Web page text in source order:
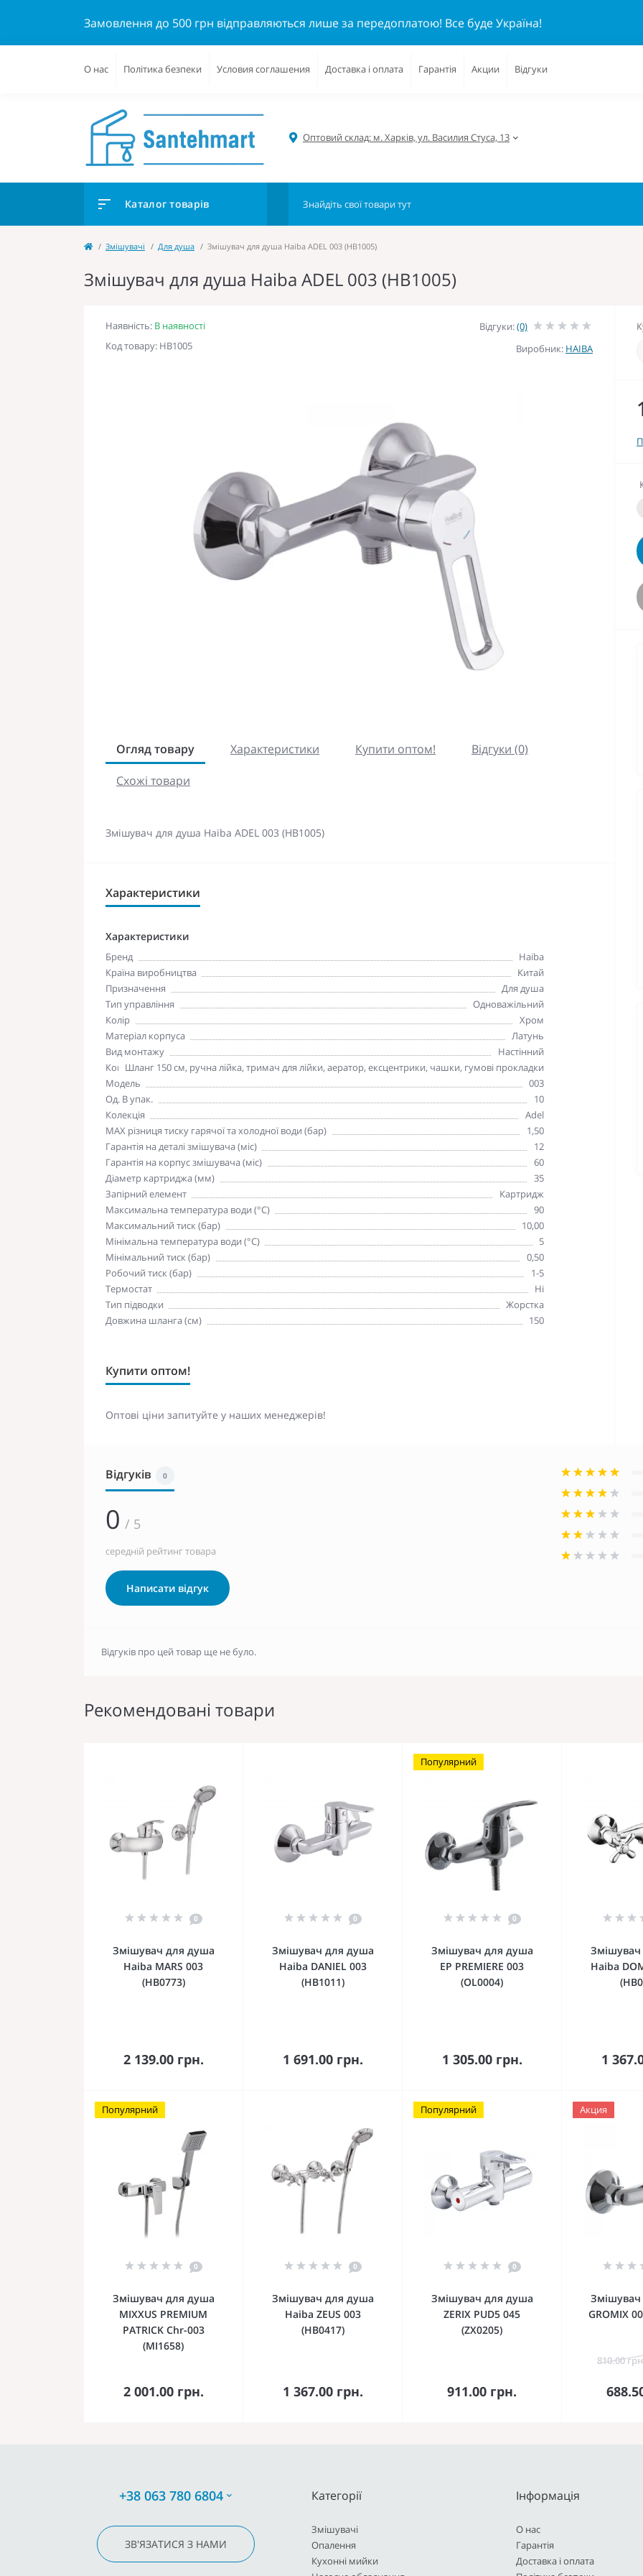
Замовлення до 500 грн відправляються лише за передоплатою! Все буде Україна!
О нас Політика безпеки Условия соглашения Доставка і оплата Гарантія Акции Відгуки
Оптовий склад: м. Харків, ул. Василия Стуса, 13
Каталог товарів
Змішувачі Для душа Змішувач для душа Haiba ADEL 003 (HB1005)
Змішувач для душа Haiba ADEL 003 (HB1005)
Наявність: В наявності
Код товару: HB1005
Відгуки:(0)
Виробник: HAIBA
Огляд товару Характеристики Купити оптом!
Відгуки (0)
Схожі товари
Змішувач для душа Haiba ADEL 003 (HB1005)
Характеристики
Характеристики
Бренд
Haiba
Країна виробництва
Китай
Призначення
Для душа
Тип управління
Одноважільний
Колір
Хром
Матеріал корпуса
Латунь
Вид монтажу
Настінний
Комплектація
Шланг 150 см, ручна лійка, тримач для лійки, аератор, ексцентрики, чашки, гумові прокладки
Модель
003
Од. В упак.
10
Колекція
Adel
MAX різниця тиску гарячої та холодної води (бар)
1,50
Гарантія на деталі змішувача (міс)
12
Гарантія на корпус змішувача (міс)
60
Діаметр картриджа (мм)
35
Запірний елемент
Картридж
Максимальна температура води (°C)
90
Максимальний тиск (бар)
10,00
Мінімальна температура води (°C)
5
Мінімальний тиск (бар)
0,50
Робочий тиск (бар)
1-5
Термостат
Ні
Тип підводки
Жорстка
Довжина шланга (см)
150
Купити оптом!
Оптові ціни запитуйте у наших менеджерів!
Відгуків 0
0 / 5
середній рейтинг товара
Написати відгук
Відгуків про цей товар ще не було.
Рекомендовані товари
0
Змішувач для душа
Haiba MARS 003
(HB0773)
2 139.00 грн.
До кошика
0
Змішувач для душа
Haiba DANIEL 003
(HB1011)
1 691.00 грн.
До кошика
Популярний
0
Змішувач для душа
EP PREMIERE 003
(OL0004)
1 305.00 грн.
До кошика
Haiba
1 До
Популярний
0
Змішувач для душа
MIXXUS PREMIUM
PATRICK Chr-003
(MI1658)
2 001.00 грн.
До кошика
0
Змішувач для душа
Haiba ZEUS 003
(HB0417)
1 367.00 грн.
До кошика
Популярний
0
Змішувач для душа
ZERIX PUD5 045
(ZX0205)
911.00 грн.
До кошика
Акция
GROMIX
810.00
До
+38 063 780 6804
ЗВ'ЯЗАТИСЯ З НАМИ
Категорії
Змішувачі
Опалення
Кухонні мийки
Інформація
О нас
Гарантія
Доставка і оплата